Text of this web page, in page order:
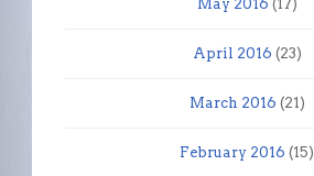
May 2016 (17)
April 2016 (23)
March 2016 (21)
February 2016 (15)